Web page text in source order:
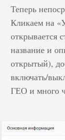
Теперь
Кликаем на
открывается
название и
открытый),
включать/
ГЕО и много